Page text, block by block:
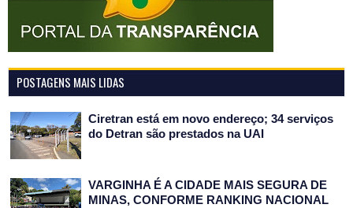
POSTAGENS MAIS LIDAS
Ciretran está em novo endereço; 34 serviços
do Detran são prestados na UAI
VARGINHA É A CIDADE MAIS SEGURA DE
MINAS, CONFORME RANKING NACIONAL